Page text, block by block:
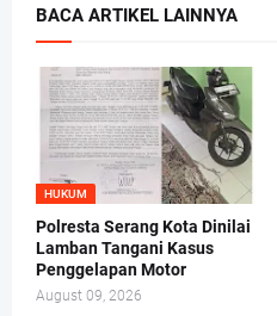
BACA ARTIKEL LAINNYA
HUKUM
Polresta Serang Kota Dinilai
Lamban Tangani Kasus
Penggelapan Motor
August 09, 2026